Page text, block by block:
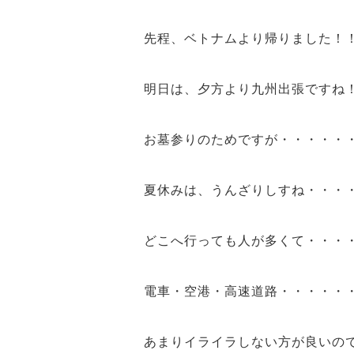
先程、ベトナムより帰りました！！
明日は、夕方より九州出張ですね
お墓参り のためですが・・・・・
夏休みは、うんざりしすね・・・
どこへ行っても人が多くて・・・
電車・空港・高速道路・・・・・
あまりイライラしない方が良いの